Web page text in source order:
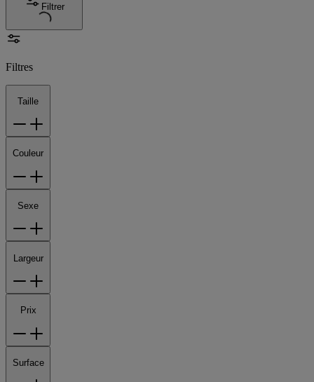
Filtrer
Filtres
Taille
Couleur
Sexe
Largeur
Prix
Surface